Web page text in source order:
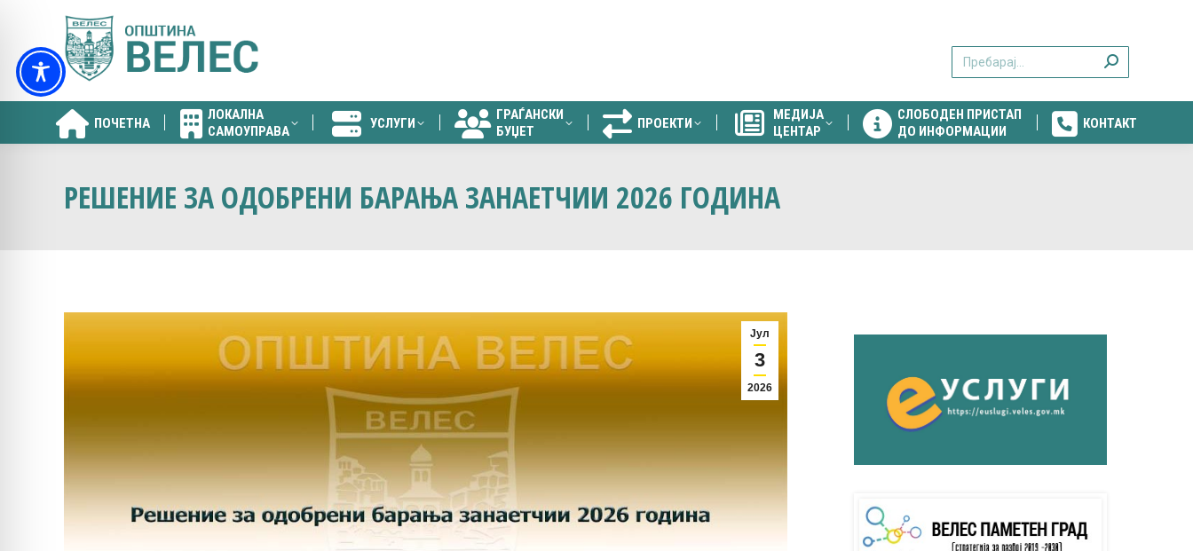
ПОЧЕТНА
ЛОКАЛНА
САМОУПРАВА
УСЛУГИ
ГРАЃАНСКИ
БУЏЕТ
ПРОЕКТИ
МЕДИЈА
ЦЕНТАР
СЛОБОДЕН ПРИСТАП
ДО ИНФОРМАЦИИ
КОНТАКТ
РЕШЕНИЕ ЗА ОДОБРЕНИ БАРАЊА ЗАНАЕТЧИИ 2026 ГОДИНА
Јул
3
2026
ПОЧЕТНА